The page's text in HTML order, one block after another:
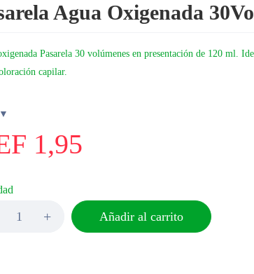
Agua Oxigenada
Pasarela 30 volúmenes en presentación de 120 ml.
capilar.
1,95
Añadir al carrito